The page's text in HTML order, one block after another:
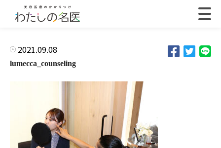
2021.09.08
lumecca_counseling